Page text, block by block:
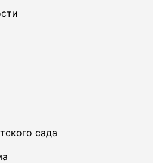
сада